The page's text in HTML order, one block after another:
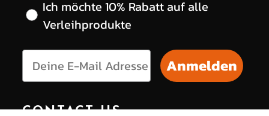
Ich möchte 10% Rabatt auf alle
Verleihprodukte
Anmelden
CONTACT US